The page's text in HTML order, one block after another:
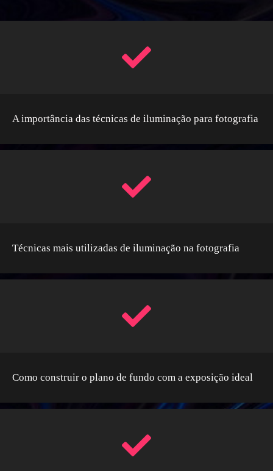
A importância das técnicas de iluminação para fotografia
Técnicas mais utilizadas de iluminação na fotografia
Como construir o plano de fundo com a exposição ideal